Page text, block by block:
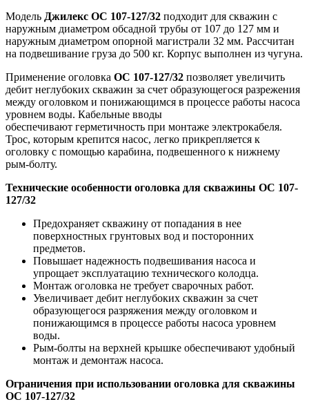
Модель Джилекс ОС 107-127/32 подходит для скважин с
наружным диаметром обсадной трубы от 107 до 127 мм и
наружным диаметром опорной магистрали 32 мм. Рассчитан
на подвешивание груза до 500 кг. Корпус выполнен из чугуна.
Применение оголовка ОС 107-127/32 позволяет увеличить
дебит неглубоких скважин за счет образующегося разрежения
между оголовком и понижающимся в процессе работы насоса
уровнем воды. Кабельные вводы
обеспечивают герметичность при монтаже электрокабеля.
Трос, которым крепится насос, легко прикрепляется к
оголовку с помощью карабина, подвешенного к нижнему
рым-болту.
Технические особенности оголовка для скважины ОС 107-
127/32
Предохраняет скважину от попадания в нее
поверхностных грунтовых вод и посторонних
предметов.
Повышает надежность подвешивания насоса и
упрощает эксплуатацию технического колодца.
Монтаж оголовка не требует сварочных работ.
Увеличивает дебит неглубоких скважин за счет
образующегося разряжения между оголовком и
понижающимся в процессе работы насоса уровнем
воды.
Рым-болты на верхней крышке обеспечивают удобный
монтаж и демонтаж насоса.
Ограничения при использовании оголовка для скважины
ОС 107-127/32